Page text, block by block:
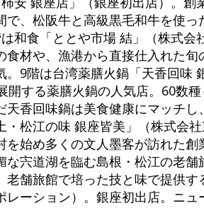
で、松阪牛と高級黒毛和牛を使
和食「ととや市場 結」（株式
食材や、漁港から直接仕入れた
。9階は台湾薬膳火鍋「天香回味
開する薬膳火鍋の人気店。60数
天香回味鍋は美食健康にマッチ
・松江の味 銀座皆美」（株式会
を始め多くの文人墨客が訪れた
な宍道湖を臨む島根・松江の老
老舗旅館で培った技と味で提供
レーション）。銀座初出店。ニ